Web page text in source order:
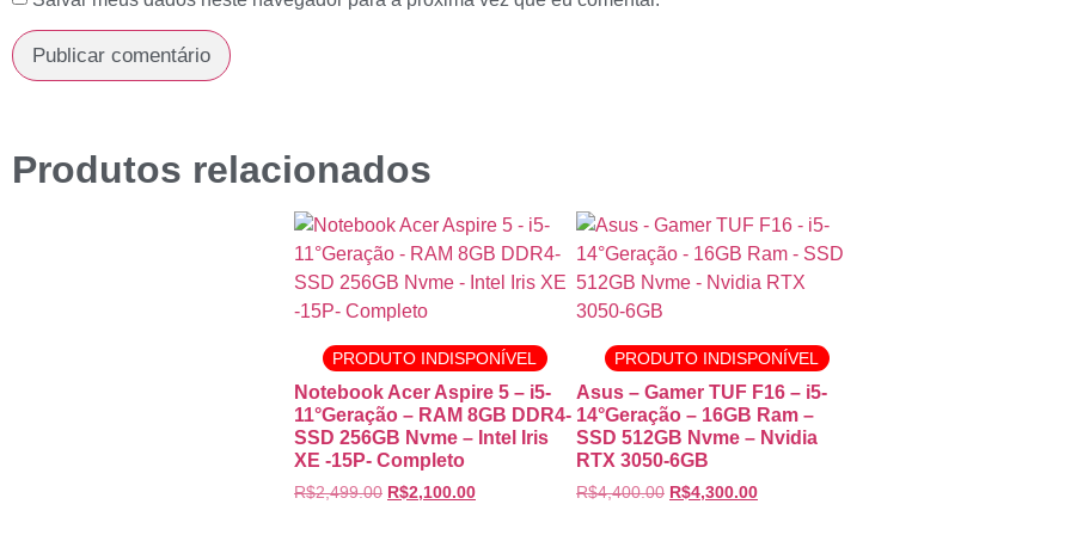
Produtos relacionados
PRODUTO INDISPONÍVEL
Notebook Acer Aspire 5 – i5-
11°Geração – RAM 8GB DDR4-
SSD 256GB Nvme – Intel Iris
XE -15P- Completo
R$2,499.00 R$2,100.00
PRODUTO INDISPONÍVEL
Asus – Gamer TUF F16 – i5-
14°Geração – 16GB Ram –
SSD 512GB Nvme – Nvidia
RTX 3050-6GB
R$4,400.00 R$4,300.00